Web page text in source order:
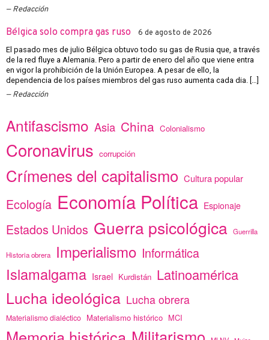
Redacción
Bélgica solo compra gas ruso 6 de agosto de 2026
El pasado mes de julio Bélgica obtuvo todo su gas de Rusia que, a través
de la red fluye a Alemania. Pero a partir de enero del año que viene entra
en vigor la prohibición de la Unión Europea. A pesar de ello, la
dependencia de los países miembros del gas ruso aumenta cada dia. […]
Redacción
Antifascismo Asia China Colonialismo
Coronavirus corrupción
Crímenes del capitalismo Cultura popular
Ecología Economía Política Espionaje
Estados Unidos Guerra psicológica Guerrilla
Historia obrera Imperialismo Informática
Islamalgama Israel Kurdistán Latinoamérica
Lucha ideológica Lucha obrera
Materialismo dialéctico Materialismo histórico MCI